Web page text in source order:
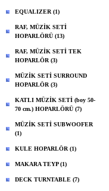
EQUALIZER (1)
RAF, MÜZİK SETİ
HOPARLÖRÜ (13)
RAF, MÜZİK SETİ TEK
HOPARLÖR (3)
MÜZİK SETİ SURROUND
HOPARLÖR (3)
KATLI MÜZİK SETİ (boy 50-
70 cm.) HOPARLÖRÜ (7)
MÜZİK SETİ SUBWOOFER
(1)
KULE HOPARLÖR (1)
MAKARA TEYP (1)
DECK TURNTABLE (7)